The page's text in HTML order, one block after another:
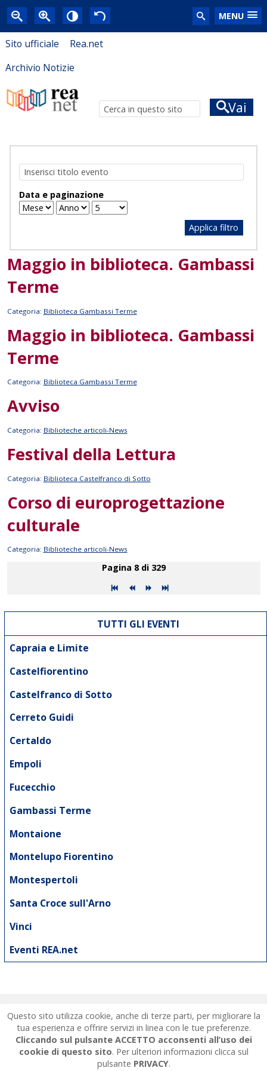
MENU
Sito ufficiale
Rea.net
Archivio Notizie
Vai
Data e paginazione
Applica filtro
Maggio in biblioteca. Gambassi
Terme
Categoria: Biblioteca Gambassi Terme
Maggio in biblioteca. Gambassi
Terme
Categoria: Biblioteca Gambassi Terme
Avviso
Categoria: Biblioteche articoli-News
Festival della Lettura
Categoria: Biblioteca Castelfranco di Sotto
Corso di europrogettazione
culturale
Categoria: Biblioteche articoli-News
Pagina 8 di 329
TUTTI GLI EVENTI
Capraia e Limite
Castelfiorentino
Castelfranco di Sotto
Cerreto Guidi
Certaldo
Empoli
Fucecchio
Gambassi Terme
Montaione
Montelupo Fiorentino
Montespertoli
Santa Croce sull'Arno
Vinci
Eventi REA.net
REAnet La Rete documentaria REA.NET |
Contatti e Staff REA.net | Privacy
|
Facebook
| RSS
Questo sito utilizza cookie, anche di terze parti, per migliorare la
tua esperienza e offrire servizi in linea con le tue preferenze.
Cliccando sul pulsante ACCETTO acconsenti all’uso dei
cookie di questo sito. Per ulteriori informazioni clicca sul
pulsante PRIVACY.